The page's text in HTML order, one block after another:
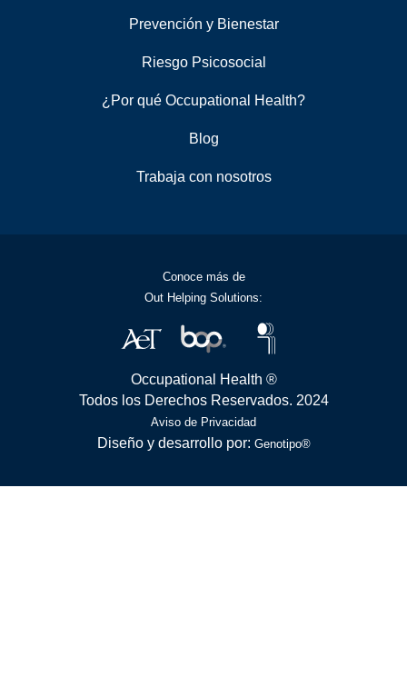
Prevención y Bienestar
Riesgo Psicosocial
¿Por qué Occupational Health?
Blog
Trabaja con nosotros
Conoce más de
Out Helping Solutions:
Occupational Health ®
Todos los Derechos Reservados. 2024
Aviso de Privacidad
Diseño y desarrollo por: Genotipo®